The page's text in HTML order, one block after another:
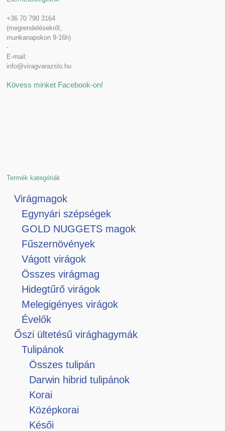
+36 70 790 3164
(megrendelésekről,
munkanapokon 9-16h)
-
E-mail:
info@viragvarazslo.hu
Kövess minket Facebook-on!
Termék kategóriák
Virágmagok
Egynyári szépségek
GOLD NUGGETS magok
Fűszernövények
Vágott virágok
Összes virágmag
Hidegtűrő virágok
Melegigényes virágok
Évelők
Őszi ültetésű virághagymák
Tulipánok
Összes tulipán
Darwin hibrid tulipánok
Korai
Középkorai
Késői